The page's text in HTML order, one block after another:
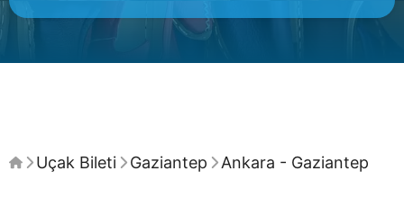
Uçak Bileti Gaziantep Ankara - Gaziantep